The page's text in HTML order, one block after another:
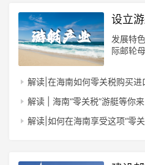
设立
发展特
际邮轮
解读|在海南如何零关税购买
解读 | 海南“零关税”游艇等你
解读|如何在海南享受这项“零